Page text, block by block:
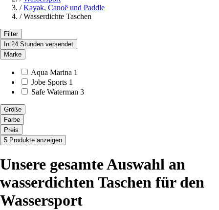
/ Kayak, Canoë und Paddle
/ Wasserdichte Taschen
Filter
In 24 Stunden versendet
Marke
Aqua Marina 1
Jobe Sports 1
Safe Waterman 3
Größe
Farbe
Preis
5 Produkte anzeigen
Unsere gesamte Auswahl an
wasserdichten Taschen für den
Wassersport